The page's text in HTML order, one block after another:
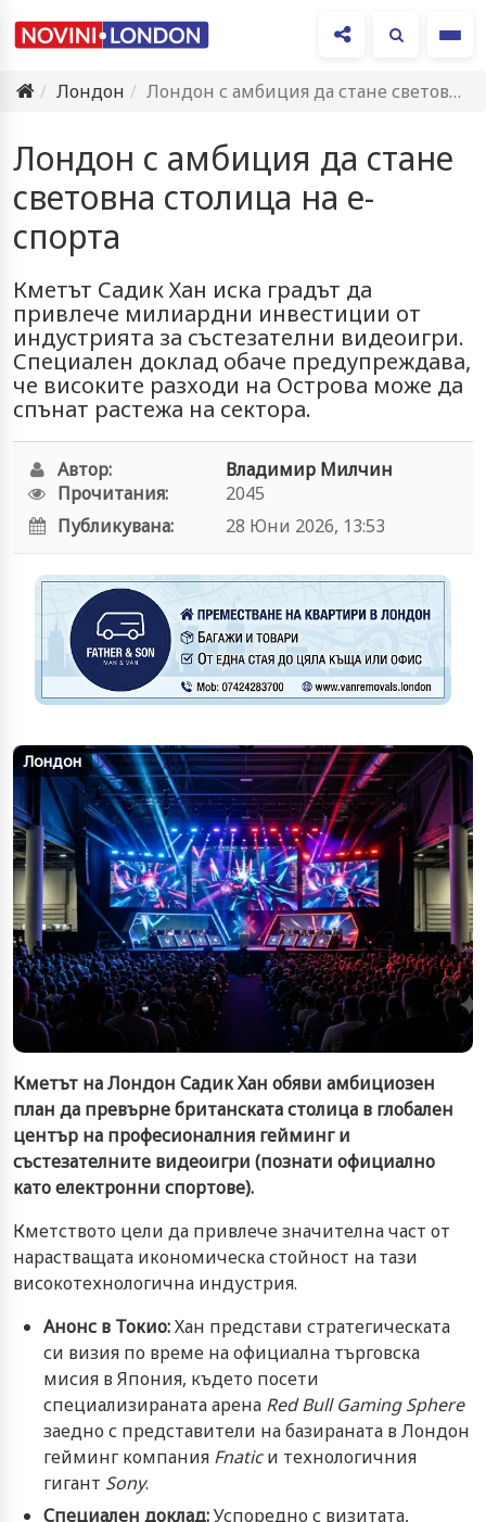
Лондон
Лондон с амбиция да стане световна столица на е-спорта
Лондон с амбиция да стане
световна столица на е-
спорта
Кметът Садик Хан иска градът да
привлече милиардни инвестиции от
индустрията за състезателни видеоигри.
Специален доклад обаче предупреждава,
че високите разходи на Острова може да
спънат растежа на сектора.
Автор:
Владимир Милчин
Прочитания:
2045
Публикувана:
28 Юни 2026, 13:53
Лондон
Кметът на Лондон Садик Хан обяви амбициозен
план да превърне британската столица в глобален
център на професионалния гейминг и
състезателните видеоигри (познати официално
като електронни спортове).
Кметството цели да привлече значителна част от
нарастващата икономическа стойност на тази
високотехнологична индустрия.
Анонс в Токио:Хан представи стратегическата
си визия по време на официална търговска
мисия в Япония, където посети
специализираната арена Red Bull Gaming Sphere
заедно с представители на базираната в Лондон
гейминг компания Fnaticи технологичния
гигант Sony.
Специален доклад:Успоредно с визитата,